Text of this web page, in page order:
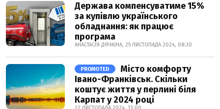
Держава компенсуватиме 15%
за купівлю українського
обладнання: як працює
програма
АНАСТАСІЯ ДЯЧКІНА, 25 ЛИСТОПАДА 2024, 08:30
PROMOTED
Місто комфорту
Івано-Франківськ. Скільки
коштує життя у перлині біля
Карпат у 2024 році